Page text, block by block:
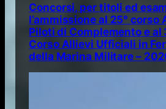
Concorsi, per titoli ed
l’ammissione al 25°
Piloti di Complemento e al
Corso Allievi Ufficiali in
della Marina Militare –